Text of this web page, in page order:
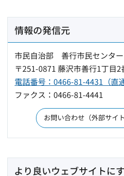
情報の発信元
市民自治部 善行市民センター
〒251-0871 藤沢市善行1丁目2
電話番号：0466-81-4431（直通
ファクス：0466-81-4441
お問い合わせ（外部サイ
より良いウェブサイトに